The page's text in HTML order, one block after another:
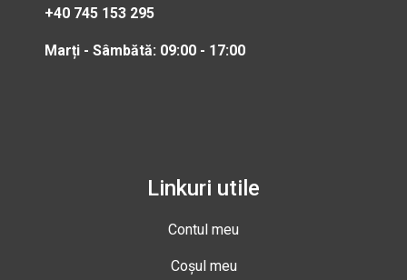
+40 745 153 295
Marți - Sâmbătă: 09:00 - 17:00
Linkuri utile
Contul meu
Coșul meu